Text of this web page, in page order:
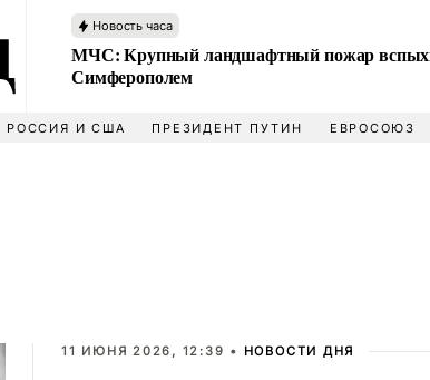
Новость часа
МЧС: Крупный ландшафтный пожар
Симферополем
РОССИЯ И США ПРЕЗИДЕНТ ПУТИН ЕВРОСОЮЗ
11 ИЮНЯ 2026, 12:39 • НОВОСТИ ДНЯ